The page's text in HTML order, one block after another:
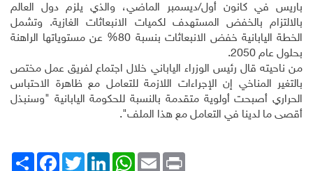
باريس في كانون أول/ديسمبر الماضي، والذي يلزم دول العالم
بالالتزام بالخفض المستهدف لكميات الانبعاثات الغازية. وتشمل
الخطة اليابانية خفض الانبعاثات بنسبة 80% عن مستوياتها الراهنة
بحلول عام 2050.
من ناحيته قال رئيس الوزراء الياباني خلال اجتماع لفريق عمل مختص
بالتغير المناخي إن الإجراءات اللازمة للتعامل مع ظاهرة الاحتباس
الحراري أصبحت أولوية متقدمة بالنسبة للحكومة اليابانية "وسنبذل
أقصى ما لدينا في التعامل مع هذا الملف".
انشر
FacebookTwitterLinkedIn
WhatsAppEmail Print